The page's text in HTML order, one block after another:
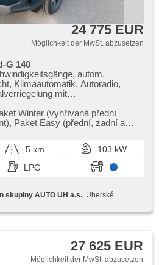
24 775 EUR
Möglichkeit der MwSt. abzusetzen
G 140
autom.
Klimaautomatik, Autoradio,
mit
Teilbare Rücksitzbank, El.
El. Klappspiegel, El.
Multifunktionslenkrad,
erfüllt 'EURO VI',
LED, Antriebsschlupfregelung
Lichtsensor,
Dachträger, Tempomat, USB,
Sitze, beheizte Spiegel,
Kopflehnen,
do kopce (HSA), hands
příjem rádia (DAB), Android Auto,
senzory zadní
Winter (vyhřívaná přední
Paket Easy (přední,​ zadní a
5 km
103 kW
LPG
skupiny AUTO UH a.s. , Uherské
27 625 EUR
Möglichkeit der MwSt. abzusetzen